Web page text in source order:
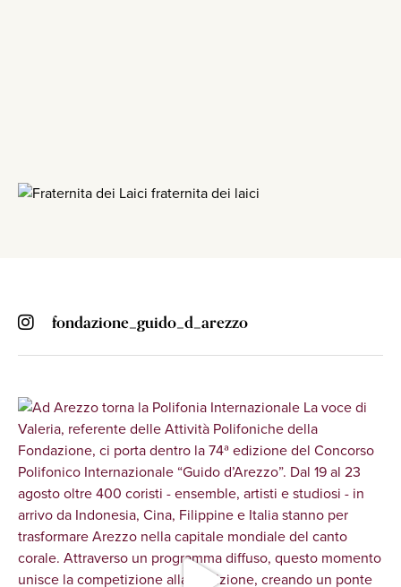
fondazione_guido_d_arezzo